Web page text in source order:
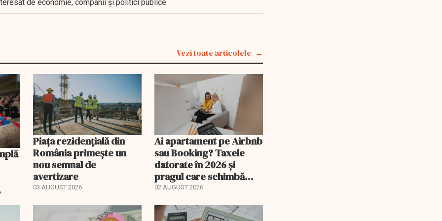
de economie, companii și politici publice.
Vezi toate articolele
Piața rezidențială din
România primește un
nou semnal de
avertizare
03 AUGUST 2026
Ai apartament pe Airbnb
sau Booking? Taxele
datorate în 2026 și
pragul care schimbă
regimul fiscal
02 AUGUST 2026